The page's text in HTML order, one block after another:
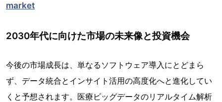
market
2030年代に向けた市場の未来像と投資機会
今後の市場成長は、単なるソフトウェア導入にとどまら
ず、データ統合とインサイト活用の高度化へと進化してい
くと予想されます。医療ビッグデータのリアルタイム解析